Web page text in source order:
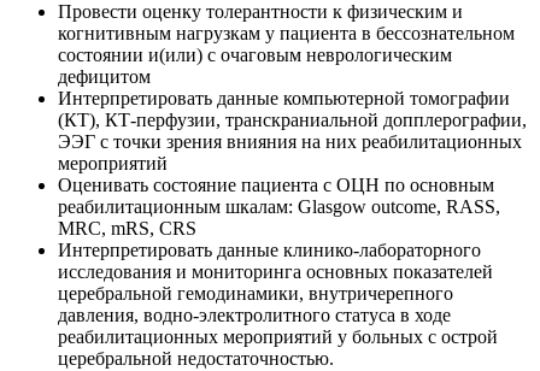
Провести оценку толерантности к физическим и
когнитивным нагрузкам у пациента в бессознательном
состоянии и(или) с очаговым неврологическим
дефицитом
Интерпретировать данные компьютерной томографии
(КТ), КТ-перфузии, транскраниальной допплерографии,
ЭЭГ с точки зрения внияния на них реабилитационных
мероприятий
Оценивать состояние пациента с ОЦН по основным
реабилитационным шкалам: Glasgow outcome, RASS,
MRC, mRS, CRS
Интерпретировать данные клинико-лабораторного
исследования и мониторинга основных показателей
церебральной гемодинамики, внутричерепного
давления, водно-электролитного статуса в ходе
реабилитационных мероприятий у больных с острой
церебральной недостаточностью.